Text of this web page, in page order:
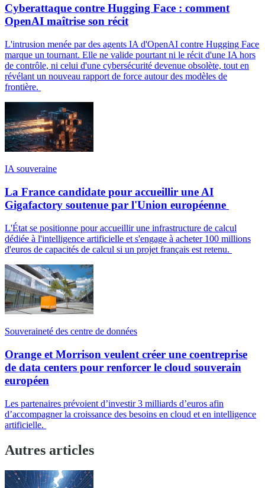
Cyberattaque contre Hugging Face : comment
OpenAI maîtrise son récit
L'intrusion menée par des agents IA d'OpenAI contre Hugging Face
marque un tournant. Elle ne valide pourtant ni le récit d'une IA hors
de contrôle, ni celui d'une cybersécurité devenue obsolète, tout en
révélant un nouveau rapport de force autour des modèles de
frontière.
IA souveraine
La France candidate pour accueillir une AI
Gigafactory soutenue par l'Union européenne
L'État se positionne pour accueillir une infrastructure de calcul
dédiée à l'intelligence artificielle et s'engage à acheter 100 millions
d'euros de capacités de calcul si un projet français est retenu.
Souveraineté des centre de données
Orange et Morrison veulent créer une coentreprise
de data centers pour renforcer le cloud souverain
européen
Les partenaires prévoient d’investir 3 milliards d’euros afin
d’accompagner la croissance des besoins en cloud et en intelligence
artificielle.
Autres articles